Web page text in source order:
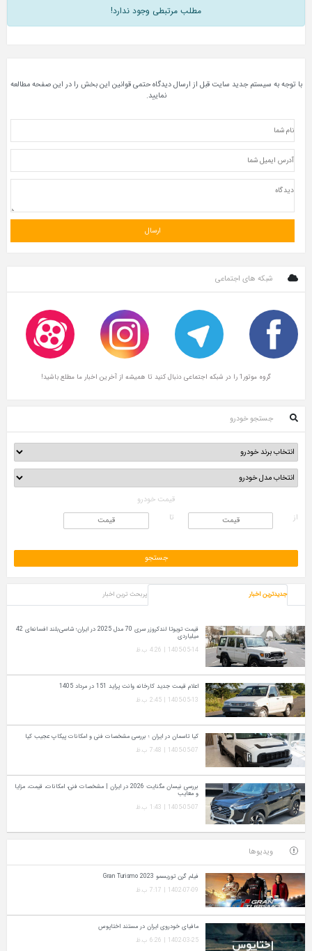
مطلب مرتبطی وجود ندارد!
با توجه به سیستم جدید سایت قبل از ارسال دیدگاه حتمی قوانین این بخش را در این صفحه مطالعه
نمایید.
شبکه های اجتماعی
گروه موتور1 را در شبکه اجتماعی دنبال کنید تا همیشه از آخرین اخبار ما مطلع باشید!
جستجو خودرو
قیمت خودرو
از
تا
جدیدترین اخبار پربحث ترین اخبار
قیمت تویوتا لندکروزر سری 70 مدل 2025 در ایران؛ شاسی‌بلند افسانه‌ای 42
میلیاردی
1405-05-14 | 4:26 ب.ظ
اعلام قیمت جدید کارخانه وانت پراید 151 در مرداد 1405
1405-05-13 | 2:45 ب.ظ
کیا تاسمان در ایران ؛ بررسی مشخصات فنی و امکانات پیکاپ عجیب کیا
1405-05-07 | 7:48 ب.ظ
بررسی نیسان مگنایت 2026 در ایران | مشخصات فنی، امکانات، قیمت، مزایا
و معایب
1405-05-07 | 1:43 ب.ظ
ویدیوها
فیلم گرن توریسمو Gran Turismo 2023
1402-07-09 | 7:17 ب.ظ
مافیای خودروی ایران در مستند اختاپوس
1402-03-25 | 6:26 ب.ظ